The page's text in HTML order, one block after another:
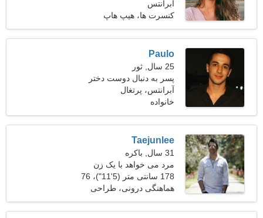
آبرانتس
کنسرت ها، هیپ هاپ
Paulo
25 سال, ثور
پسر به دنبال دوست دختر
است
آبرانتس، پرتغال
خانواده
Taejunlee
31 سال, باکره
مرد می خواهد با یک زن
ملاقات کند
178 سانتی متر (5'11")، 76
کیلوگرم (167 پوند)
هماهنگی درونی، طراحی
داخلی